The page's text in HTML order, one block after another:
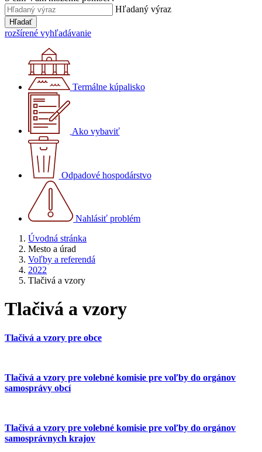
Hľadaný výraz
Hľadať
rozšírené vyhľadávanie
Termálne kúpalisko
Ako vybaviť
Odpadové hospodárstvo
Nahlásiť problém
Úvodná stránka
Mesto a úrad
Voľby a referendá
2022
Tlačivá a vzory
Tlačivá a vzory
Tlačivá a vzory pre obce
Tlačivá a vzory pre volebné komisie pre voľby do orgánov
samosprávy obcí
Tlačivá a vzory pre volebné komisie pre voľby do orgánov
samosprávnych krajov